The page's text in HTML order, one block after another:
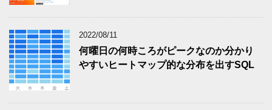
2022/08/11
何曜日の何時ころがピークなのか分かり
やすいヒートマップ的な分布を出すSQL